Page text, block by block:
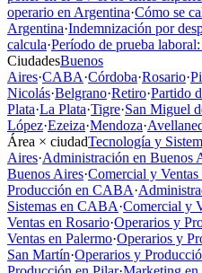
operario en Argentina·Cómo se
Argentina·Indemnización por
calcula·Período de prueba
CiudadesBuenos
Aires·CABA·Córdoba·Rosario·
Nicolás·Belgrano·Retiro·Partido
Plata·La Plata·Tigre·San Miguel
López·Ezeiza·Mendoza·
Área × ciudadTecnología y
Aires·Administración en Buenos
Buenos Aires·Comercial y
Producción en CABA·
Sistemas en CABA·Comercial y
Ventas en Rosario·Operarios y
Ventas en Palermo·Operarios y
San Martín·Operarios y